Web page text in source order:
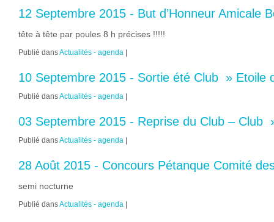
12 Septembre 2015 - But d’Honneur Amicale
tête à tête par poules 8 h précises !!!!!
Publié dansActualités - agenda
10 Septembre 2015 - Sortie été Club » Etoile
Publié dansActualités - agenda
03 Septembre 2015 - Reprise du Club – Club
Publié dansActualités - agenda
28 Août 2015 - Concours Pétanque Comité
semi nocturne
Publié dansActualités - agenda